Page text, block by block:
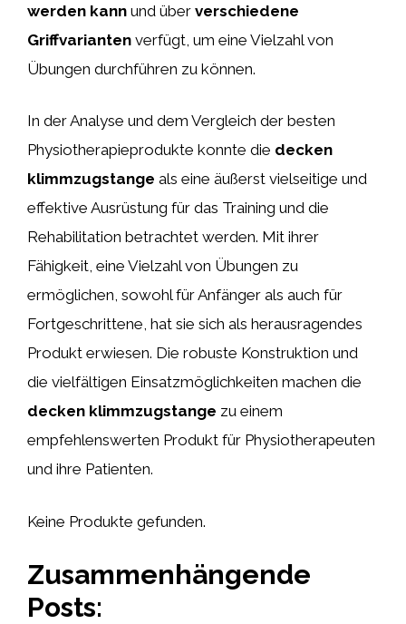
werden kann und über verschiedene
Griffvarianten verfügt, um eine Vielzahl von
Übungen durchführen zu können.
In der Analyse und dem Vergleich der besten
Physiotherapieprodukte konnte die decken
klimmzugstange als eine äußerst vielseitige und
effektive Ausrüstung für das Training und die
Rehabilitation betrachtet werden. Mit ihrer
Fähigkeit, eine Vielzahl von Übungen zu
ermöglichen, sowohl für Anfänger als auch für
Fortgeschrittene, hat sie sich als herausragendes
Produkt erwiesen. Die robuste Konstruktion und
die vielfältigen Einsatzmöglichkeiten machen die
decken klimmzugstange zu einem
empfehlenswerten Produkt für Physiotherapeuten
und ihre Patienten.
Keine Produkte gefunden.
Zusammenhängende
Posts: